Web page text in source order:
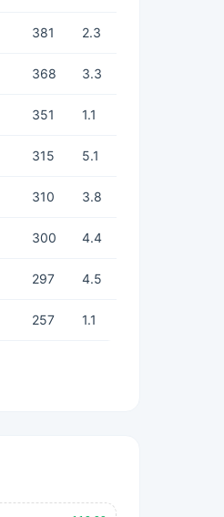
381 2.3
368 3.3
351 1.1
315 5.1
310 3.8
300 4.4
297 4.5
257 1.1